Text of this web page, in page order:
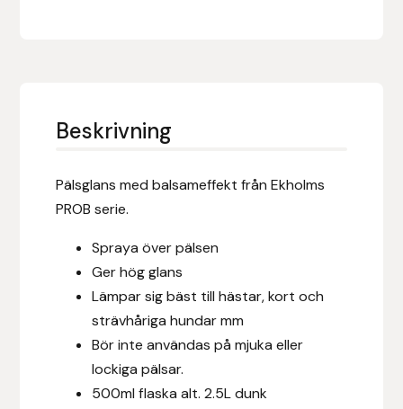
Beskrivning
Pälsglans med balsameffekt från Ekholms
PROB serie.
Spraya över pälsen
Ger hög glans
Lämpar sig bäst till hästar, kort och
strävhåriga hundar mm
Bör inte användas på mjuka eller
lockiga pälsar.
500ml flaska alt. 2.5L dunk
EQUES
Equipage
Eric LeTixerant
Eskadron
Eyjólfur Ísólfsson